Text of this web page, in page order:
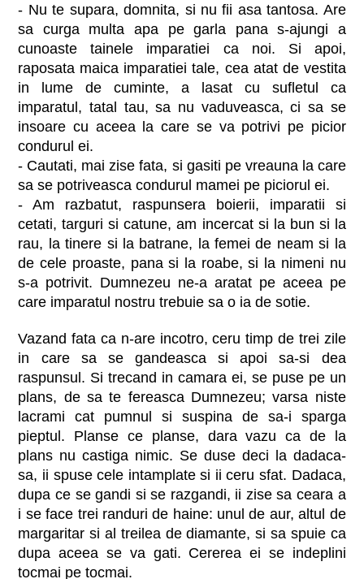
- Nu te supara, domnita, si nu fii asa tantosa. Are
sa curga multa apa pe garla pana s-ajungi a
cunoaste tainele imparatiei ca noi. Si apoi,
raposata maica imparatiei tale, cea atat de vestita
in lume de cuminte, a lasat cu sufletul ca
imparatul, tatal tau, sa nu vaduveasca, ci sa se
insoare cu aceea la care se va potrivi pe picior
condurul ei.
- Cautati, mai zise fata, si gasiti pe vreauna la care
sa se potriveasca condurul mamei pe piciorul ei.
- Am razbatut, raspunsera boierii, imparatii si
cetati, targuri si catune, am incercat si la bun si la
rau, la tinere si la batrane, la femei de neam si la
de cele proaste, pana si la roabe, si la nimeni nu
s-a potrivit. Dumnezeu ne-a aratat pe aceea pe
care imparatul nostru trebuie sa o ia de sotie.
Vazand fata ca n-are incotro, ceru timp de trei zile
in care sa se gandeasca si apoi sa-si dea
raspunsul. Si trecand in camara ei, se puse pe un
plans, de sa te fereasca Dumnezeu; varsa niste
lacrami cat pumnul si suspina de sa-i sparga
pieptul. Planse ce planse, dara vazu ca de la
plans nu castiga nimic. Se duse deci la dadaca-
sa, ii spuse cele intamplate si ii ceru sfat. Dadaca,
dupa ce se gandi si se razgandi, ii zise sa ceara a
i se face trei randuri de haine: unul de aur, altul de
margaritar si al treilea de diamante, si sa spuie ca
dupa aceea se va gati. Cererea ei se indeplini
tocmai pe tocmai.